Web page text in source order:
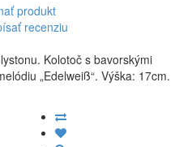
produkt
recenziu
Kolotoč s bavorskými
„Edelweiß“. Výška: 17cm.